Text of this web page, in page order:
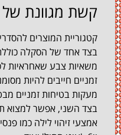
מגוונת של
המוצרים להסדרי תנועה
של הסקלה כוללת קשת
צבע שאחראיות לסימון
חייבים להיות מסומנים
בטיחות זמניים מבטון, גדרות
אפשר למצוא תמרורים
זיהוי לילה כמו פנסים